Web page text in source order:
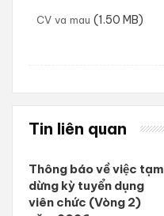
CV va mau (1.50 MB)
Tin liên quan
Thông báo về việc tạm
dừng kỳ tuyển dụng
viên chức (Vòng 2)